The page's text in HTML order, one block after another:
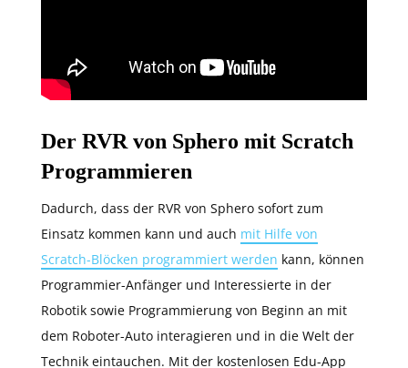
Der RVR von Sphero mit Scratch
Programmieren
Dadurch, dass der RVR von Sphero sofort zum
Einsatz kommen kann und auch mit Hilfe von
Scratch-Blöcken programmiert werden kann, können
Programmier-Anfänger und Interessierte in der
Robotik sowie Programmierung von Beginn an mit
dem Roboter-Auto interagieren und in die Welt der
Technik eintauchen. Mit der kostenlosen Edu-App